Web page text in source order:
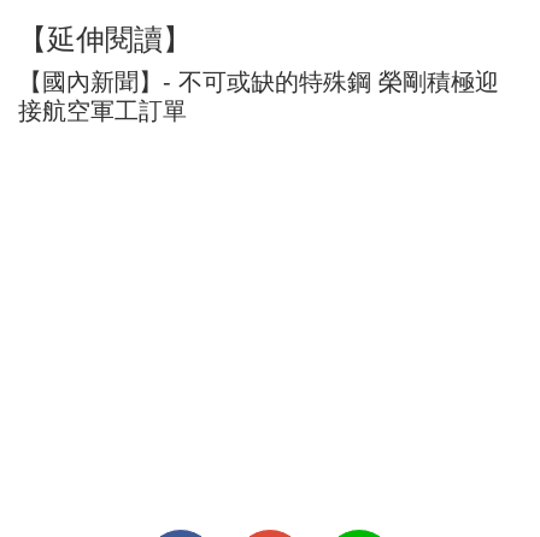
【延伸閱讀】
【國內新聞】- 不可或缺的特殊鋼 榮剛積極迎
接航空軍工訂單